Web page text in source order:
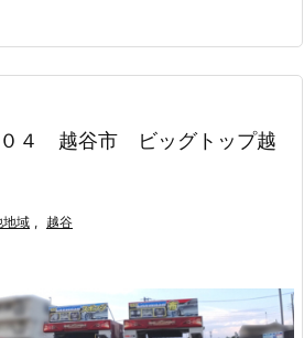
０４ 越谷市 ビッグトップ越
地域 , 越谷